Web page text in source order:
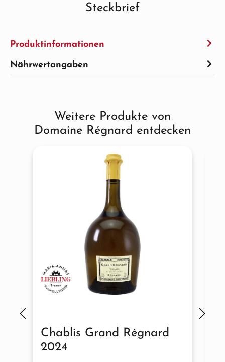
Steckbrief
Produktinformationen
Nährwertangaben
Produktgalerie überspringen
Weitere Produkte von
Domaine Régnard entdecken
Chablis Grand Régnard
2024